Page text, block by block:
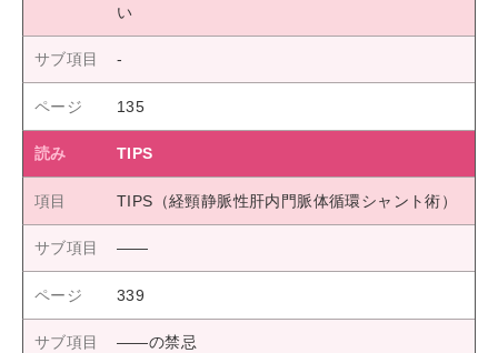
い
135
TIPS
TIPS（経頸静脈性肝内門脈体循環シャント術）
――
339
――の禁忌